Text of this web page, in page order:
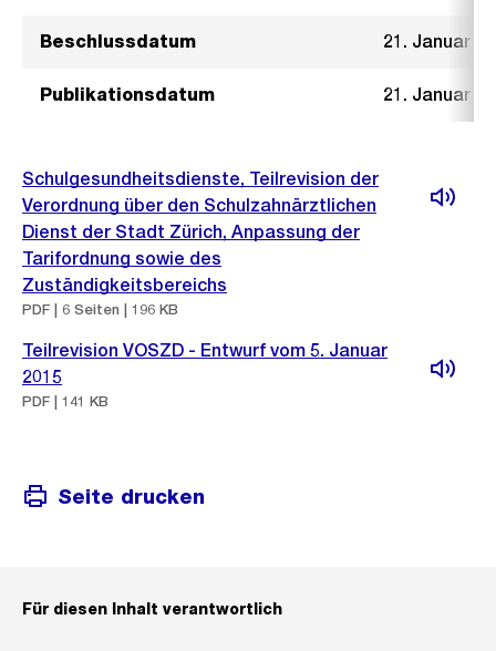
Beschlussdatum 21. Januar
Publikationsdatum 21. Januar
Schulgesundheitsdienste, Teilrevision der
Verordnung über den Schulzahnärztlichen
Dienst der Stadt Zürich, Anpassung der
Tarifordnung sowie des
Zuständigkeitsbereichs
PDF | 6 Seiten | 196 KB
Teilrevision VOSZD - Entwurf vom 5. Januar
2015
PDF | 141 KB
Seite drucken
Für diesen Inhalt verantwortlich